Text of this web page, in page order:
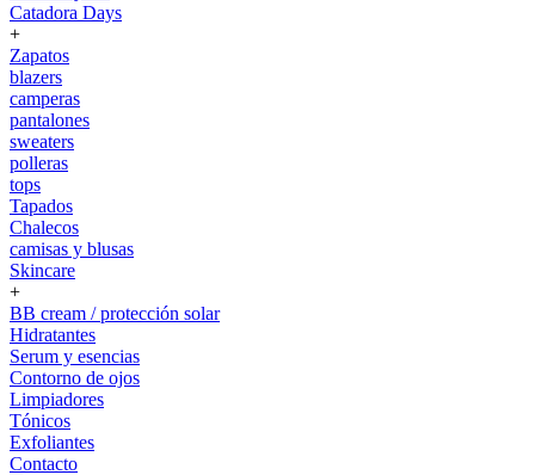
Catadora Days
+
Zapatos
blazers
camperas
pantalones
sweaters
polleras
tops
Tapados
Chalecos
camisas y blusas
Skincare
+
BB cream / protección solar
Hidratantes
Serum y esencias
Contorno de ojos
Limpiadores
Tónicos
Exfoliantes
Contacto